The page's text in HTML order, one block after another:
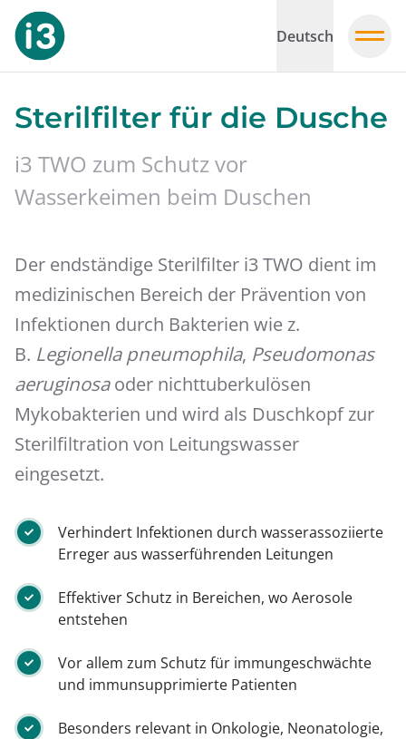
Deutsch
Sterilfilter für die Dusche
i3 TWO zum Schutz vor
Wasserkeimen beim Duschen
Der endständige Sterilfilter i3 TWO dient im
medizinischen Bereich der Prävention von
Infektionen durch Bakterien wie z.
B. Legionella pneumophila, Pseudomonas
aeruginosaoder nichttuberkulösen
Mykobakterien und wird als Duschkopf zur
Sterilfiltration von Leitungswasser
eingesetzt.
Verhindert Infektionen durch wasserassoziierte
Erreger aus wasserführenden Leitungen
Effektiver Schutz in Bereichen, wo Aerosole
entstehen
Vor allem zum Schutz für immungeschwächte
und immunsupprimierte Patienten
Besonders relevant in Onkologie, Neonatologie,